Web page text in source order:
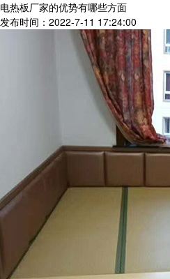
电热板厂家的优势有哪些方面
发布时间：2022-7-11 17:24:00